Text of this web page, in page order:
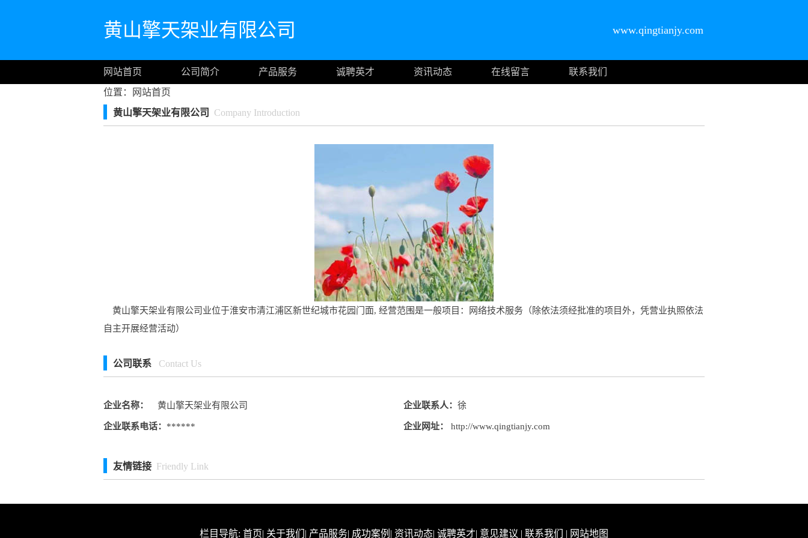
黄山擎天架业有限公司 www.qingtianjy.com
网站首页 公司简介 产品服务 诚聘英才 资讯动态 在线留言
联系我们
位置：
网站首页
黄山擎天架业有限公司
Company Introduction
黄山擎天架业有限公司业位于淮安市清江浦区新世纪城市花园门面, 经营范围是一般项目：网络技术服务（除依法须经批准的项目外，凭营业执照依法
自主开展经营活动）
公司联系 Contact Us
企业名称： 黄山擎天架业有限公司 企业联系人： 徐
企业联系电话： ****** 企业网址： http://www.qingtianjy.com
友情链接 Friendly Link
栏目导航: 首页| 关于我们 | 产品服务| 成功案例 | 资讯动态| 诚聘英才| 意见建议 | 联系我们 | 网站地图